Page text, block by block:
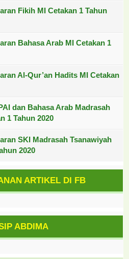
Fikih MI Cetakan 1 Tahun
Bahasa Arab MI Cetakan 1
Al-Qur’an Hadits MI Cetakan
dan Bahasa Arab Madrasah
1 Tahun 2020
SKI Madrasah Tsanawiyah
2020
ARTIKEL DI FB
ABDIMA